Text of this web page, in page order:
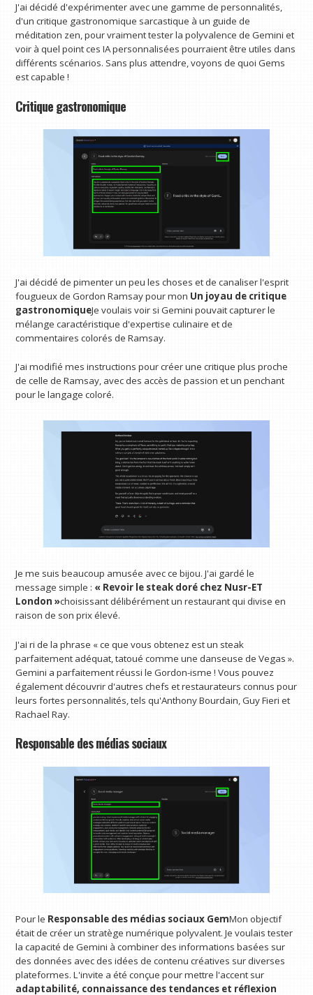
J'ai décidé d'expérimenter avec une gamme de personnalités,
d'un critique gastronomique sarcastique à un guide de
méditation zen, pour vraiment tester la polyvalence de Gemini et
voir à quel point ces IA personnalisées pourraient être utiles dans
différents scénarios. Sans plus attendre, voyons de quoi Gems
est capable !
Critique gastronomique
J'ai décidé de pimenter un peu les choses et de canaliser l'esprit
fougueux de Gordon Ramsay pour mon Un joyau de critique
gastronomiqueJe voulais voir si Gemini pouvait capturer le
mélange caractéristique d'expertise culinaire et de
commentaires colorés de Ramsay.
J'ai modifié mes instructions pour créer une critique plus proche
de celle de Ramsay, avec des accès de passion et un penchant
pour le langage coloré.
Je me suis beaucoup amusée avec ce bijou. J'ai gardé le
message simple : « Revoir le steak doré chez Nusr-ET
London »choisissant délibérément un restaurant qui divise en
raison de son prix élevé.
J'ai ri de la phrase « ce que vous obtenez est un steak
parfaitement adéquat, tatoué comme une danseuse de Vegas ».
Gemini a parfaitement réussi le Gordon-isme ! Vous pouvez
également découvrir d'autres chefs et restaurateurs connus pour
leurs fortes personnalités, tels qu'Anthony Bourdain, Guy Fieri et
Rachael Ray.
Responsable des médias sociaux
Pour le Responsable des médias sociaux GemMon objectif
était de créer un stratège numérique polyvalent. Je voulais tester
la capacité de Gemini à combiner des informations basées sur
des données avec des idées de contenu créatives sur diverses
plateformes. L'invite a été conçue pour mettre l'accent sur
adaptabilité, connaissance des tendances et réflexion